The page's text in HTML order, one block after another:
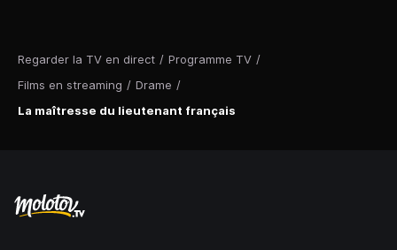
Regarder la TV en direct / Programme TV /
Films en streaming / Drame /
La maîtresse du lieutenant français